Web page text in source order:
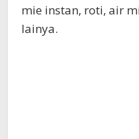
mie instan, roti, air
lainya.